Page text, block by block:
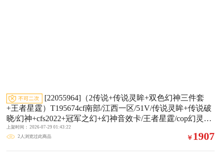
+王者星霆）T195674cf南部/江西一区/51V/传说灵眸+传说破
晓/幻神+cfs2022+冠军之幻+幻神音效卡/王者星霆/cop幻灵+c
op云龙/裁决+流光秘银/qbz+巅峰荣耀/雷神+荣耀之魄+音效
卡/毁灭+冠军之怒+音效卡/黑龙+冠军之武+音效卡/白虎-九尾
白狐/冠军之刃/隼+王者潘多拉4防/5音效卡/多皮
上架时间： 2026-07-29 01:43:22
2人浏览过此商品
￥ 1907